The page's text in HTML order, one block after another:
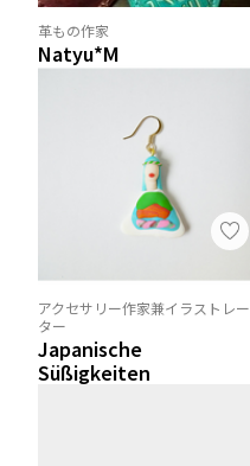
革もの作家
Natyu*M
アクセサリー作家兼イラストレー
ター
Japanische
Süßigkeiten